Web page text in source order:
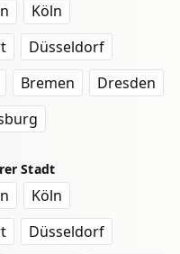
Köln
Düsseldorf
Bremen
Dresden
Stadt
Köln
Düsseldorf